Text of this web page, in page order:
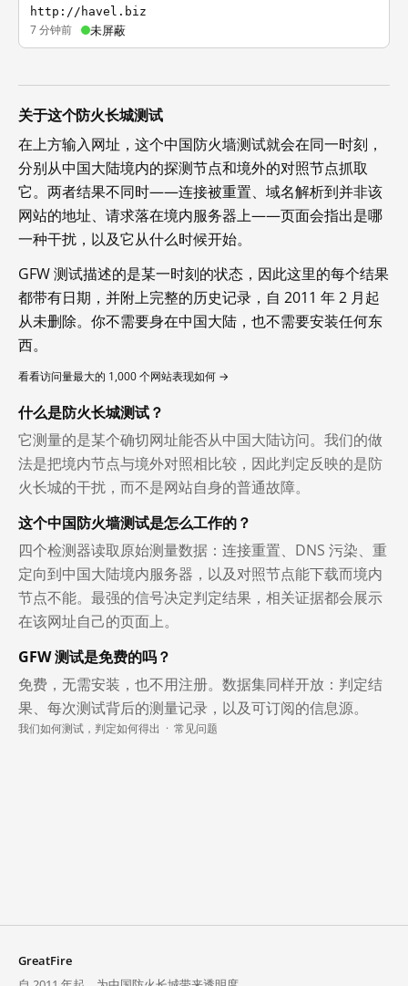
http://havel.biz
7 分钟前 未屏蔽
关于这个防火长城测试
在上方输入网址，这个中国防火墙测试就会在同一时刻，
分别从中国大陆境内的探测节点和境外的对照节点抓取
它。两者结果不同时——连接被重置、域名解析到并非该
网站的地址、请求落在境内服务器上——页面会指出是哪
一种干扰，以及它从什么时候开始。
GFW 测试描述的是某一时刻的状态，因此这里的每个结果
都带有日期，并附上完整的历史记录，自 2011 年 2 月起
从未删除。你不需要身在中国大陆，也不需要安装任何东
西。
看看访问量最大的 1,000 个网站表现如何 →
什么是防火长城测试？
它测量的是某个确切网址能否从中国大陆访问。我们的做
法是把境内节点与境外对照相比较，因此判定反映的是防
火长城的干扰，而不是网站自身的普通故障。
这个中国防火墙测试是怎么工作的？
四个检测器读取原始测量数据：连接重置、DNS 污染、重
定向到中国大陆境内服务器，以及对照节点能下载而境内
节点不能。最强的信号决定判定结果，相关证据都会展示
在该网址自己的页面上。
GFW 测试是免费的吗？
免费，无需安装，也不用注册。数据集同样开放：判定结
果、每次测试背后的测量记录，以及可订阅的信息源。
我们如何测试，判定如何得出 · 常见问题
GreatFire